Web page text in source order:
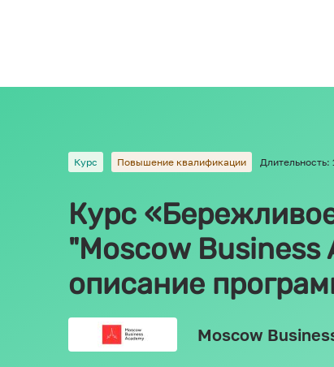
Курс Повышение квалификации Длительность:
Курс
"Moscow Business
описание
Moscow